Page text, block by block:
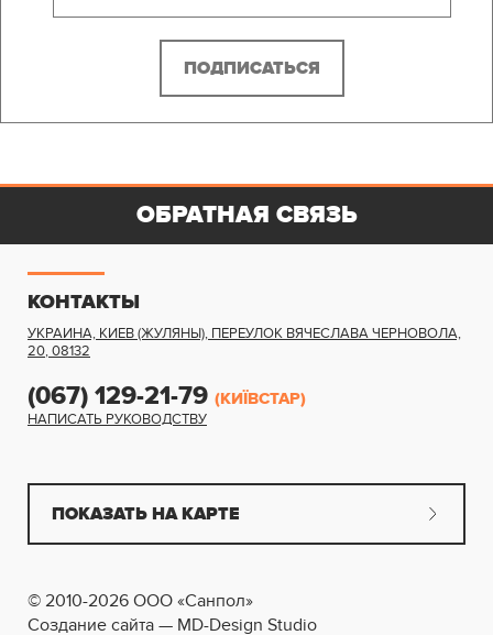
КОНТАКТЫ
УКРАИНА, КИЕВ (ЖУЛЯНЫ), ПЕРЕУЛОК ВЯЧЕСЛАВА ЧЕРНОВОЛА,
20,08132
(067) 129-21-79 (КИЇВСТАР)
НАПИСАТЬ РУКОВОДСТВУ
ПОКАЗАТЬ НА КАРТЕ
© 2010-2026 ООО «Санпол»
Создание сайта — MD-Design Studio
ОБРАТНАЯ СВЯЗЬ